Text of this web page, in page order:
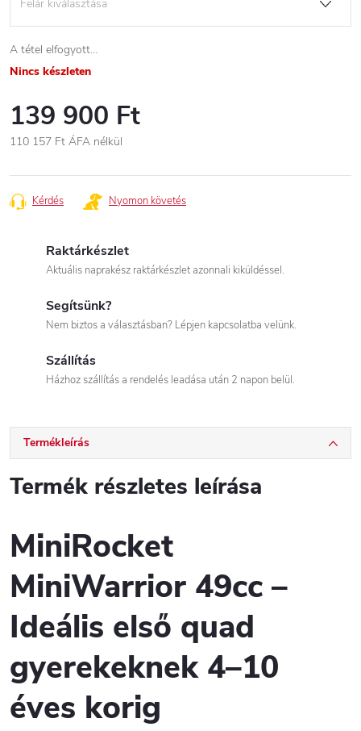
A tétel elfogyott…
Nincs készleten
139 900 Ft
110 157 Ft ÁFA nélkül
Kérdés Nyomon követés
Raktárkészlet
Aktuális naprakész raktárkészlet azonnali kiküldéssel.
Segítsünk?
Nem biztos a választásban? Lépjen kapcsolatba velünk.
Szállítás
Házhoz szállítás a rendelés leadása után 2 napon belül.
Termékleírás
Termék részletes leírása
MiniRocket
MiniWarrior 49cc –
Ideális első quad
gyerekeknek 4–10
éves korig